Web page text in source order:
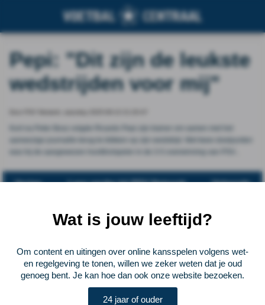
Pepi: "Dit zijn de leukste
wedstrijden voor mij"
Vorige Lees verder bij PSV Netwerk Volgende
Voetbalcentraal
Voetbalcentraal is een merk van ELF VOETBAL
Postadres
ELF Voetbal
Wat is jouw leeftijd?
Om content en uitingen over online kansspelen volgens wet-
en regelgeving te tonen, willen we zeker weten dat je oud
genoeg bent. Je kan hoe dan ook onze website bezoeken.
24 jaar of ouder